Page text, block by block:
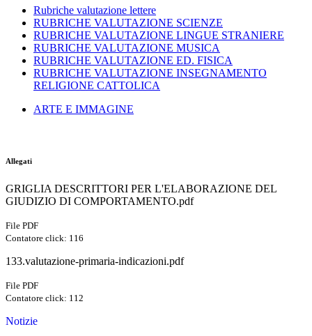
Rubriche valutazione lettere
RUBRICHE VALUTAZIONE SCIENZE
RUBRICHE VALUTAZIONE LINGUE STRANIERE
RUBRICHE VALUTAZIONE MUSICA
RUBRICHE VALUTAZIONE ED. FISICA
RUBRICHE VALUTAZIONE INSEGNAMENTO
RELIGIONE CATTOLICA
ARTE E IMMAGINE
Allegati
GRIGLIA DESCRITTORI PER L'ELABORAZIONE DEL
GIUDIZIO DI COMPORTAMENTO.pdf
File PDF
Contatore click: 116
133.valutazione-primaria-indicazioni.pdf
File PDF
Contatore click: 112
Notizie